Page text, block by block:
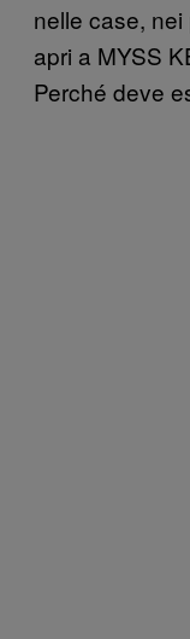
nelle case,
apri a MYSS
Perché deve